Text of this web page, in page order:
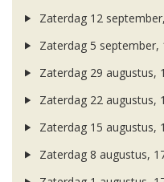
Zaterdag 12
Zaterdag 5 september,
Zaterdag 29 augustus,
Zaterdag 22 augustus,
Zaterdag 15 augustus,
Zaterdag 8 augustus,